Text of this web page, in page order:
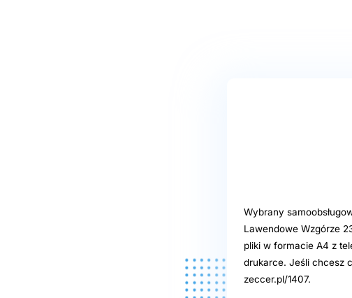
Wybrany
Lawendowe Wzgórze
pliki w formacie A4 z
drukarce. Jeśli chcesz
zeccer.pl/1407.